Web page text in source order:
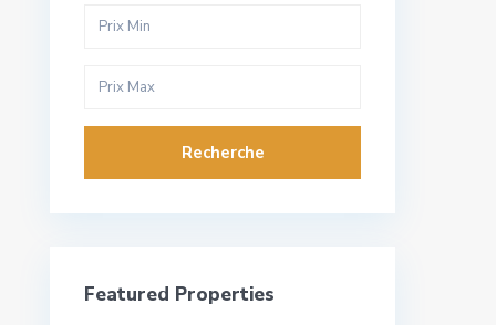
Recherche
Featured Properties